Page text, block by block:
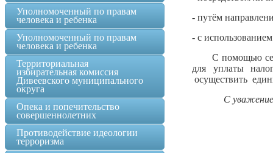
- путём
- с
С помощью
для уплаты
осуществить
С
Уполномоченный по правам
человека и ребенка
Уполномоченный по правам
человека и ребенка
Территориальная
избирательная комиссия
Дивеевского муниципального
округа
Опека и попечительство
совершеннолетних
Противодействие идеологии
терроризма